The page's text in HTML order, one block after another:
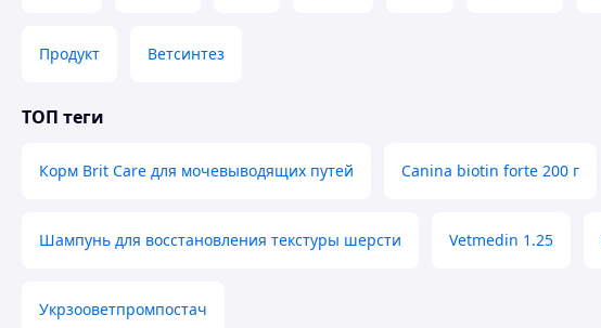
Хранение
Срок годности - 3 года от даты изготовления. После первого открывания
Продукт Ветсинтез
ТОП теги
Корм Brit Care для мочевыводящих путей Canina biotin forte 200 г
Шампунь для восстановления текстуры шерсти Vetmedin 1.25
Укрзооветпромпостач